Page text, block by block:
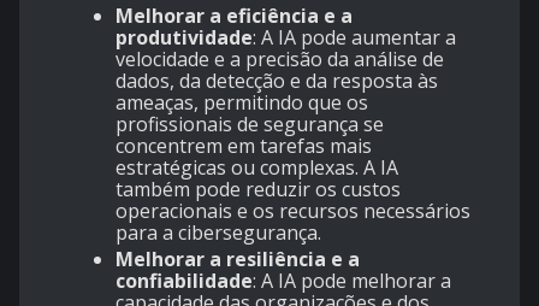
Melhorar a eficiência e a
produtividade: A IA pode aumentar a
velocidade e a precisão da análise de
dados, da detecção e da resposta às
ameaças, permitindo que os
profissionais de segurança se
concentrem em tarefas mais
estratégicas ou complexas. A IA
também pode reduzir os custos
operacionais e os recursos necessários
para a cibersegurança.
Melhorar a resiliência e a
confiabilidade: A IA pode melhorar a